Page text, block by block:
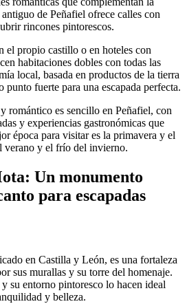
de Peñafiel ofrece calles con
rincones pintorescos.
el propio castillo o en hoteles con
habitaciones dobles con todas las
local, basada en productos de la tierra
fuerte para una escapada perfecta.
romántico es sencillo en Peñafiel, con
y experiencias gastronómicas que
época para visitar es la primavera y el
verano y el frío del invierno.
Un monumento
para escapadas
en Castilla y León, es una fortaleza
sus murallas y su torre del homenaje.
su entorno pintoresco lo hacen ideal
y belleza.